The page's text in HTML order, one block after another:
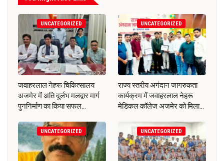
UNCATEGORIZED
जवाहरलाल नेहरू चिकित्सालय
अजमेर में अति दुर्लभ मलद्वार मार्ग
पुननिर्माण का किया सफल…
UNCATEGORIZED
राज्य स्तरीय अगंदान जागरुकता
कार्यक्रम में जवाहरलाल नेहरू
मेडिकल कॉलेज अजमेर को मिला…
UNCATEGORIZED UNCATEGORIZED